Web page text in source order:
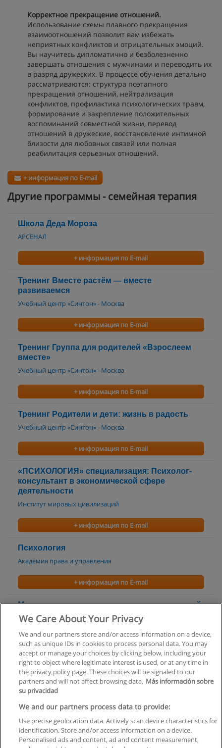
Корректное прекращение отношений.
Использование схемы плавного прекращения
взаимоотношений позволит вам избежать
неприятных конфликтов и отрицательных эмоций.
Вы научитесь дипломатично и безболезненно
завершать отношения с мужчинами и переводить их
в разряд дружеских. В процессе обучения детально
рассматриваются: структура поэтапного
прекращения отношений, нейтрализация
конфликтов, профилактика психологических травм,
формирование и закрепление положительных
воспоминаний совместной жизни, перевод
отношений в дружеские, восстановление интимной
близости для любовных связей или полная
реабилитация серьезных отношений.
+ информация по E-mail
Другие программы - семейная терапия
Школа Деда Мороза
АРСЕНАЛ
+ информация по E-mail
Тренинг Вместе растём — вместе
развиваемся
Учебный центр «Синтон» - Москва
+ информация по E-mail
Тренинг Группа для родителей «Взрослеем
вместе»
Учебный центр «Синтон» - Москва
+ информация по E-mail
Тренинг Родители и дети: жизнь в радость
Учебный центр «Синтон» - Москва
+ информация по E-mail
«ПСИХОЛОГИЯ» специализация: Психолог-
консультант в экономической сфере
деятельности
Институт мировых цивилизаций
+ информация по E-mail
Психология
Академия права и управления
+ информация по E-mail
Методология социологических исследований
Московская высшая школа социальных и экономических
+ информация по E-mail
Правила пользования
Конфиденциальность информации
Напишите Educaedu
We Care About Your Privacy
We and our partners store and/or access information on a device,
such as unique IDs in cookies to process personal data. You may
accept or manage your choices by clicking below, including your
right to object where legitimate interest is used, or at any time in
the privacy policy page. These choices will be signaled to our
partners and will not affect browsing data. Más información sobre
su privacidad
We and our partners process data to provide:
Use precise geolocation data. Actively scan device characteristics for
identification. Store and/or access information on a device.
Personalised ads and content, ad and content measurement,